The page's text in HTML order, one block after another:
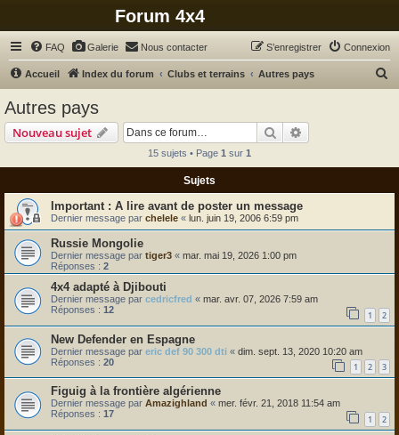
Forum 4x4
FAQ Galerie Nous contacter Connexion
S’enregistrer
Accueil Index du forum Clubs et terrains Autres pays
Autres pays
Nouveau sujet Rechercher
15 sujets • Page 1 sur 1
Sujets
A lire avant de poster un message
Dernier message par chelele « lun. juin 19, 2006 6:59 pm
Russie Mongolie
Dernier message par tiger3 « mar. mai 19, 2026 1:00 pm
Réponses : 2
4x4 adapté à Djibouti
Dernier message par cedricfred « mar. avr. 07, 2026 7:59 am
Réponses : 12 1 2
New Defender en Espagne
Dernier message par eric def 90 300 dti « dim. sept. 13, 2020 10:20 am
Réponses : 20 1 2 3
Figuig à la frontière algérienne
Dernier message par Amazighland « mer. févr. 21, 2018 11:54 am
Réponses : 17 1 2